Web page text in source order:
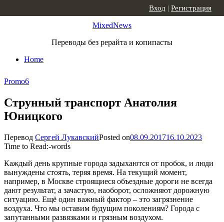
MixedNews
Переводы без рерайта и копипасты
Home
Вход | Регистрация
Promo6
Струнный транспорт Анатолия
Юницкого
Перевод Сергей ЛукавскийPosted on08.09.201716.10.2023
Time to Read:-words
Каждый день крупные города задыхаются от пробок, и люди
вынуждены стоять, теряя время. На текущий момент,
например, в Москве строящиеся объездные дороги не всегда
дают результат, а зачастую, наоборот, осложняют дорожную
ситуацию. Ещё один важный фактор – это загрязнение
воздуха. Что мы оставим будущим поколениям? Города с
запутанными развязками и грязным воздухом.